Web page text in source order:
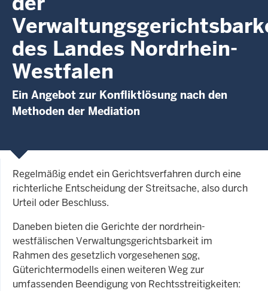
des Landes Nordrhein-
Westfalen
Ein Angebot zur Konfliktlösung nach den
Methoden der Mediation
Regelmäßig endet ein Gerichtsverfahren durch eine
richterliche Entscheidung der Streitsache, also durch
Urteil oder Beschluss.
Daneben bieten die Gerichte der nordrhein-
westfälischen Verwaltungsgerichtsbarkeit im
Rahmen des gesetzlich vorgesehenensog.
Güterichtermodells einen weiteren Weg zur
umfassenden Beendigung von Rechtsstreitigkeiten: